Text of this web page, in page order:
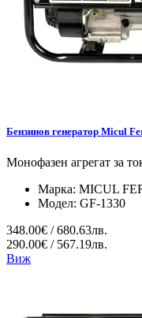
Бензинов генератор Micul
Монофазен агрегат за
Марка: MICUL
Модел: GF-1330
348.00€ / 680.63лв.
290.00€ / 567.19лв.
Виж